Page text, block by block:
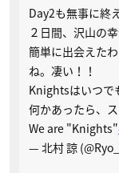
Day2も無事に終
２日間、沢山の
簡単に出会えた
ね。凄い！！
Knightsはいつで
何かあったら、
We are "Knights"
— 北村 諒